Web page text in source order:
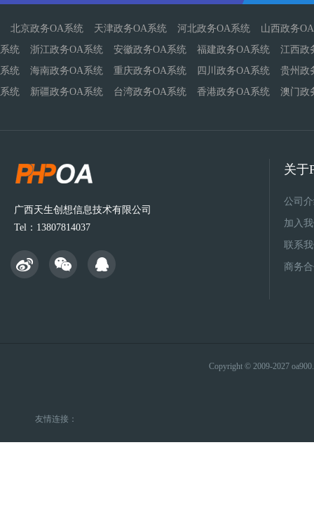
北京政务OA系统 天津政务OA系统 河北政务OA系统
山西政务
系统
浙江政务OA系统 安徽政务OA系统 福建政务OA系统
江西政
系统
海南政务OA系统 重庆政务OA系统 四川政务OA系统
贵州政
系统
新疆政务OA系统 台湾政务OA系统 香港政务OA系统 澳门政
广西天生创想信息技术有限公司
Tel：13807814037
关于
公司
加入
联系
商务
Copyright © 2009-2027
友情连接：